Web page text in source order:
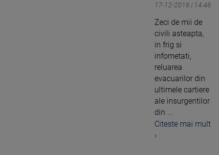
17-12-2016 | 14:46
Zeci de mii de
civili asteapta,
in frig si
infometati,
reluarea
evacuarilor din
ultimele cartiere
ale insurgentilor
din ...
Citeste mai mult
›